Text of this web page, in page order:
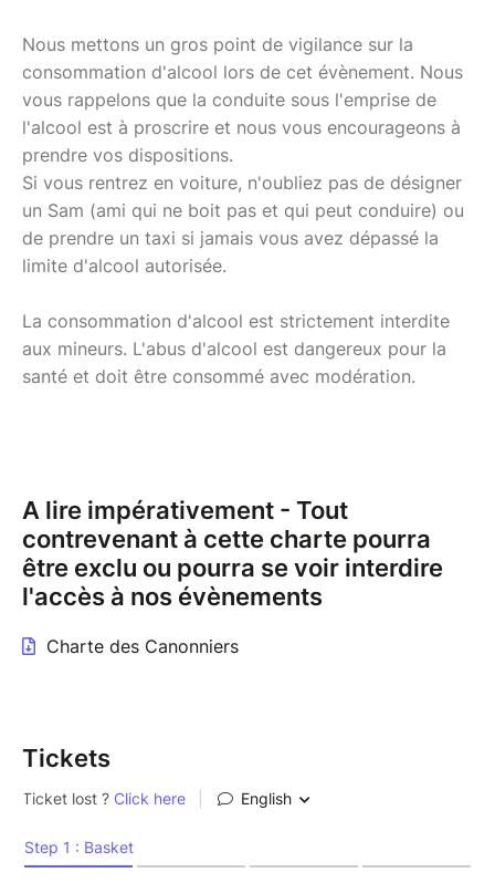
Nous mettons un gros point de vigilance sur la
consommation d'alcool lors de cet évènement. Nous
vous rappelons que la conduite sous l'emprise de
l'alcool est à proscrire et nous vous encourageons à
prendre vos dispositions.
Si vous rentrez en voiture, n'oubliez pas de désigner
un Sam (ami qui ne boit pas et qui peut conduire) ou
de prendre un taxi si jamais vous avez dépassé la
limite d'alcool autorisée.
La consommation d'alcool est strictement interdite
aux mineurs. L'abus d'alcool est dangereux pour la
santé et doit être consommé avec modération.
A lire impérativement - Tout
contrevenant à cette charte pourra
être exclu ou pourra se voir interdire
l'accès à nos évènements
Charte des Canonniers
Tickets